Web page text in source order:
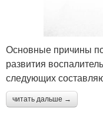
Основные причины
развития
следующих
читать дальше →